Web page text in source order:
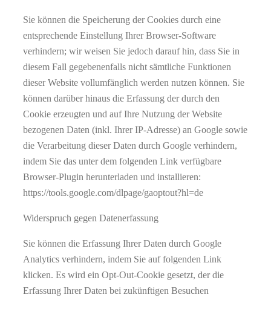
Sie können die Speicherung der Cookies durch eine
entsprechende Einstellung Ihrer Browser-Software
verhindern; wir weisen Sie jedoch darauf hin, dass Sie in
diesem Fall gegebenenfalls nicht sämtliche Funktionen
dieser Website vollumfänglich werden nutzen können. Sie
können darüber hinaus die Erfassung der durch den
Cookie erzeugten und auf Ihre Nutzung der Website
bezogenen Daten (inkl. Ihrer IP-Adresse) an Google sowie
die Verarbeitung dieser Daten durch Google verhindern,
indem Sie das unter dem folgenden Link verfügbare
Browser-Plugin herunterladen und installieren:
https://tools.google.com/dlpage/gaoptout?hl=de
Widerspruch gegen Datenerfassung
Sie können die Erfassung Ihrer Daten durch Google
Analytics verhindern, indem Sie auf folgenden Link
klicken. Es wird ein Opt-Out-Cookie gesetzt, der die
Erfassung Ihrer Daten bei zukünftigen Besuchen